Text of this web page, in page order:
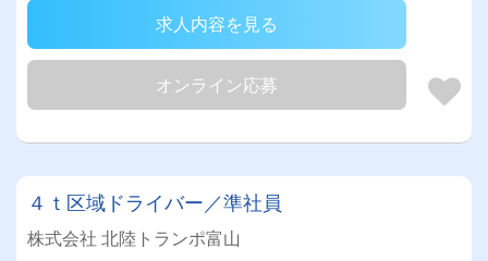
求人内容を見る
オンライン応募
４ｔ区域ドライバー／準社員
株式会社 北陸トランポ富山